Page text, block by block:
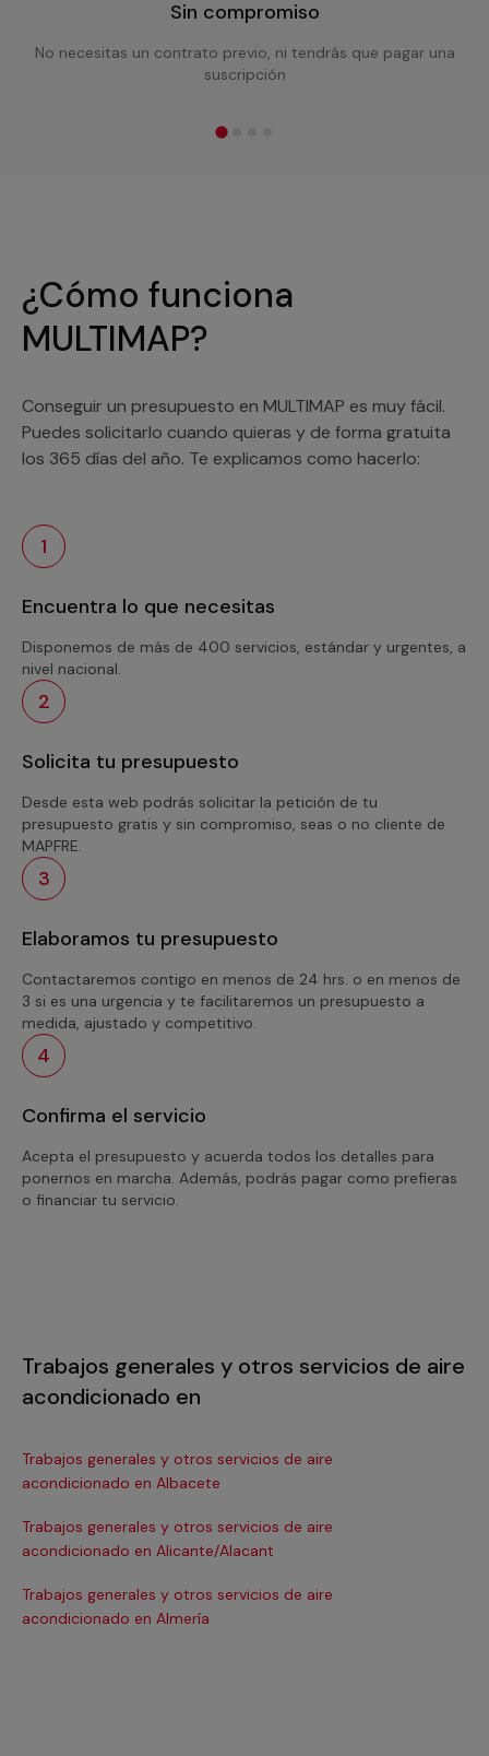
Sin compromiso
No necesitas un contrato previo, ni tendrás que pagar una
suscripción
¿Cómo funciona
MULTIMAP?
Conseguir un presupuesto en MULTIMAP es muy fácil.
Puedes solicitarlo cuando quieras y de forma gratuita
los 365 días del año. Te explicamos como hacerlo:
1
Encuentra lo que necesitas
Disponemos de más de 400 servicios, estándar y urgentes, a
nivel nacional.
2
Solicita tu presupuesto
Desde esta web podrás solicitar la petición de tu
presupuesto gratis y sin compromiso, seas o no cliente de
MAPFRE.
3
Elaboramos tu presupuesto
Contactaremos contigo en menos de 24 hrs. o en menos de
3 si es una urgencia y te facilitaremos un presupuesto a
medida, ajustado y competitivo.
4
Confirma el servicio
Acepta el presupuesto y acuerda todos los detalles para
ponernos en marcha. Además, podrás pagar como prefieras
o financiar tu servicio.
Trabajos generales y otros servicios de aire
acondicionado en
Trabajos generales y otros servicios de aire
acondicionado en Albacete
Trabajos generales y otros servicios de aire
acondicionado en Alicante/Alacant
Trabajos generales y otros servicios de aire
acondicionado en Almería